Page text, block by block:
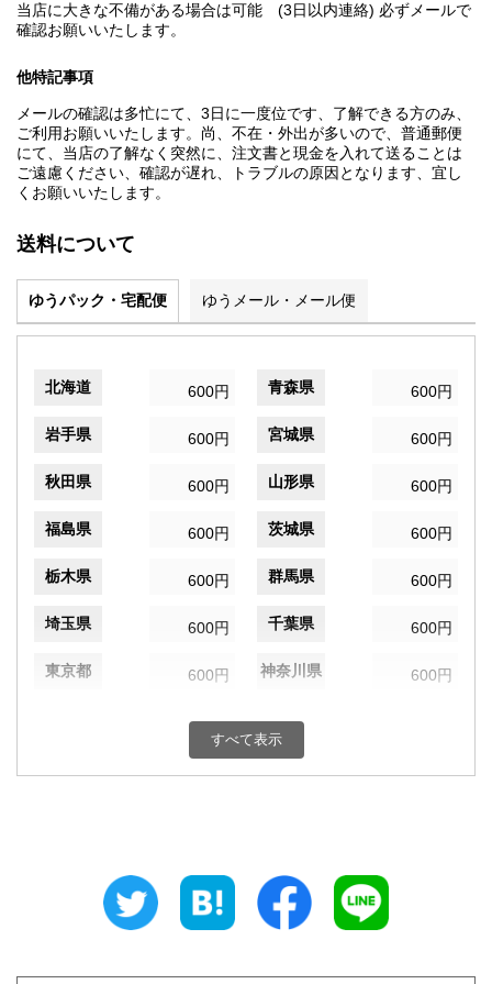
当店に大きな不備がある場合は可能 (3日以内連絡) 必ずメールで
確認お願いいたします。
他特記事項
メールの確認は多忙にて、3日に一度位です、了解できる方のみ、
ご利用お願いいたします。尚、不在・外出が多いので、普通郵便
にて、当店の了解なく突然に、注文書と現金を入れて送ることは
ご遠慮ください、確認が遅れ、トラブルの原因となります、宜し
くお願いいたします。
送料について
ゆうパック・宅配便 ゆうメール・メール便
北海道 600円 青森県 600円
岩手県 600円 宮城県 600円
秋田県 600円 山形県 600円
福島県 600円 茨城県 600円
栃木県 600円 群馬県 600円
埼玉県 600円 千葉県 600円
東京都 600円 神奈川県 600円
600円 富山県
600円 三重県
すべて表示